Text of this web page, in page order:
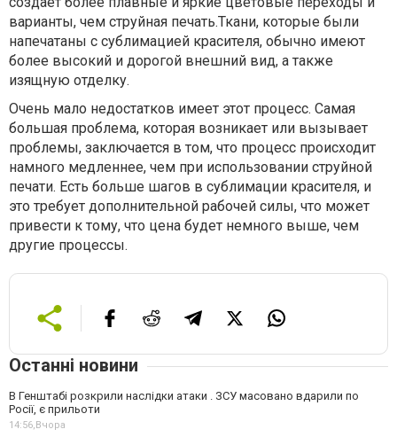
варианты, чем струйная печать.Ткани, которые были
напечатаны с сублимацией красителя, обычно имеют
более высокий и дорогой внешний вид, а также
изящную отделку.
Очень мало недостатков имеет этот процесс. Самая
большая проблема, которая возникает или вызывает
проблемы, заключается в том, что процесс происходит
намного медленнее, чем при использовании струйной
печати. Есть больше шагов в сублимации красителя, и
это требует дополнительной рабочей силы, что может
привести к тому, что цена будет немного выше, чем
другие процессы.
Останні новини
В Генштабі розкрили наслідки атаки . ЗСУ масовано вдарили по
Росії, є прильоти
14:56,Вчора